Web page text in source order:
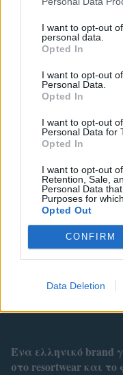
I want to opt-out
personal data.
Opted In
I want to opt-out
Personal Data.
Opted In
I want to opt-out
Personal Data for
Opted In
I want to opt-out
Retention, Sale,
Personal Data
Purposes for
Opted Out
CONFIRM
Data Deletion
Holiday Essentials:
στη βαλίτσα σου
Τhe Art of Sizing:
Ένα ελληνικό brand
στο resortwear και